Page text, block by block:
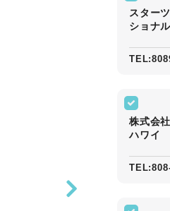
スター
ショナ
株式会
ハワイ